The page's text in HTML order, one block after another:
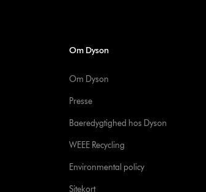
Om Dyson
Om Dyson
Presse
Baeredygtighed hos Dyson
WEEE Recycling
Environmental policy
Sitekort